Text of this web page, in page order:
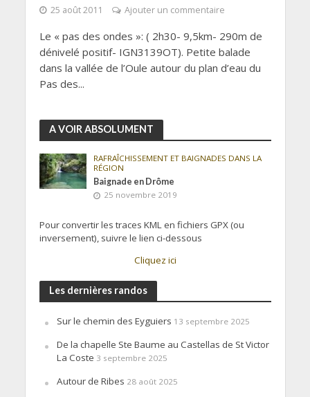
25 août 2011 Ajouter un commentaire
Le « pas des ondes »: ( 2h30- 9,5km- 290m de
dénivelé positif- IGN3139OT). Petite balade
dans la vallée de l’Oule autour du plan d’eau du
Pas des...
A VOIR ABSOLUMENT
RAFRAÎCHISSEMENT ET BAIGNADES DANS LA
RÉGION
Baignade en Drôme
25 novembre 2019
Pour convertir les traces KML en fichiers GPX (ou
inversement), suivre le lien ci-dessous
Cliquez ici
Les dernières randos
Sur le chemin des Eyguiers 13 septembre 2025
De la chapelle Ste Baume au Castellas de St Victor
La Coste 3 septembre 2025
Autour de Ribes 28 août 2025